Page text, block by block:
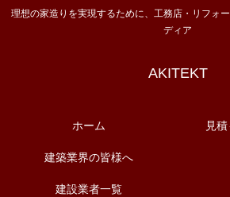
理想の家造りを実現するために、工務店・リフォ
ディア
AKITEKT
ホーム 見
建築業界の皆様へ
建設業者一覧